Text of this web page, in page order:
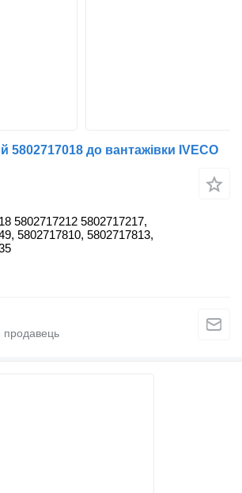
5802717018 до вантажівки IVECO
5802717212 5802717217,
5802717810, 5802717813,